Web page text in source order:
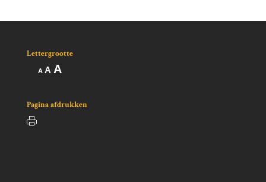
Lettergrootte
A Lettertype
ALettertype
ALettertype
grootte
Pagina afdrukken